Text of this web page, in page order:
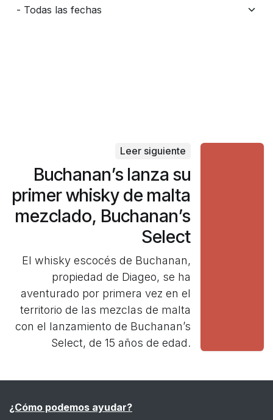
Leer siguiente
Buchanan’s lanza su
primer whisky de malta
mezclado, Buchanan’s
Select
El whisky escocés de Buchanan,
propiedad de Diageo, se ha
aventurado por primera vez en el
territorio de las mezclas de malta
con el lanzamiento de Buchanan’s
Select, de 15 años de edad.
¿Cómo podemos ayudar?